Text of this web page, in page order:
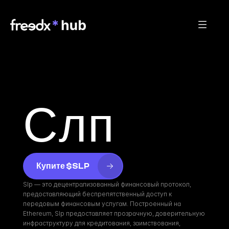
Слп
Купите $SLP
Slp — это децентрализованный финансовый протокол,
предоставляющий беспрепятственный доступ к
передовым финансовым услугам. Построенный на
Ethereum, Slp предоставляет прозрачную, доверительную
инфраструктуру для кредитования, заимствования,